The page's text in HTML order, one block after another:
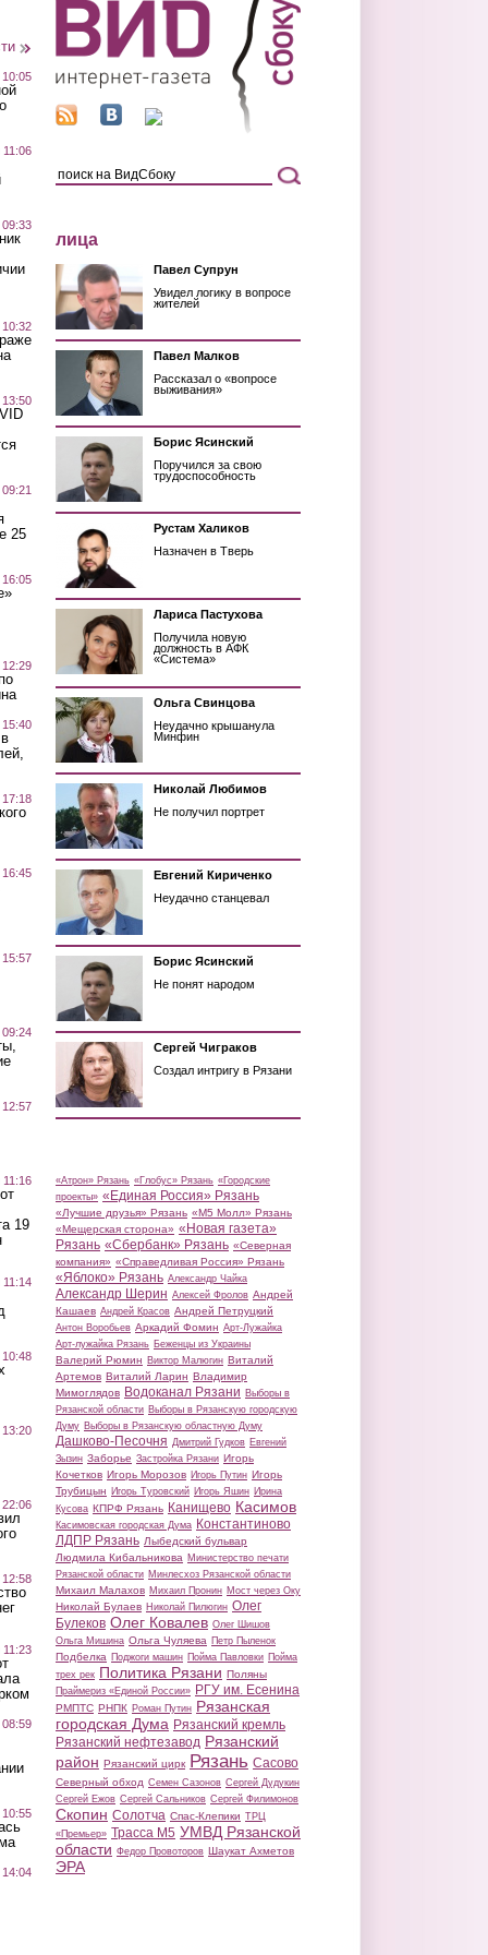
13:50
25
16:05
12:29
15:57
19
10:48
22:06
лица
Павел Супрун
Увидел логику в вопросе
жителей
Павел Малков
Рассказал о «вопросе
выживания»
Борис Ясинский
Поручился за свою
трудоспособность
Рустам Халиков
Назначен в Тверь
Лариса Пастухова
Получила новую
должность в АФК
«Система»
Ольга Свинцова
Неудачно крышанула
Минфин
Николай Любимов
Не получил портрет
Евгений Кириченко
Неудачно станцевал
Борис Ясинский
Не понят народом
Сергей Чиграков
Создал интригу в Рязани
«Атрон» Рязань «Глобус» Рязань «Городские
проекты» «Единая Россия» Рязань
«Лучшие друзья» Рязань «М5 Молл» Рязань
«Мещерская сторона» «Новая газета»
Рязань «Сбербанк» Рязань «Северная
компания» «Справедливая Россия» Рязань
«Яблоко» Рязань Александр Чайка
Александр Шерин Алексей Фролов Андрей
Кашаев Андрей Красов Андрей Петруцкий
Антон Воробьев Аркадий Фомин Арт-Лужайка
Арт-лужайка Рязань Беженцы из Украины
Валерий Рюмин Виктор Малюгин Виталий
Артемов Виталий Ларин Владимир
Мимоглядов Водоканал Рязани Выборы в
Рязанской области Выборы в Рязанскую городскую
Думу Выборы в Рязанскую областную Думу
Дашково-Песочня Дмитрий Гудков Евгений
Зызин Заборье Застройка Рязани Игорь
Кочетков Игорь Морозов Игорь Путин Игорь
Трубицын Игорь Туровский Игорь Яшин Ирина
Кусова КПРФ Рязань Канищево Касимов
Касимовская городская Дума Константиново
ЛДПР Рязань Лыбедский бульвар
Людмила Кибальникова Министерство печати
Рязанской области Минлесхоз Рязанской области
Михаил Малахов Михаил Пронин Мост через Оку
Николай Булаев Николай Пилюгин Олег
Булеков Олег Ковалев Олег Шишов
Ольга Мишина Ольга Чуляева Петр Пыленок
Подбелка Поджоги машин Пойма Павловки Пойма
трех рек Политика Рязани Поляны
Праймериз «Единой России» РГУ им. Есенина
РМПТС РНПК Роман Путин Рязанская
городская Дума Рязанский кремль
Рязанский нефтезавод Рязанский
район Рязанский цирк Рязань Сасово
Северный обход Семен Сазонов Сергей Дудукин
Сергей Ежов Сергей Сальников Сергей Филимонов
Скопин Солотча Спас-Клепики ТРЦ
«Премьер» Трасса М5 УМВД Рязанской
области Федор Провоторов Шаукат Ахметов
ЭРА